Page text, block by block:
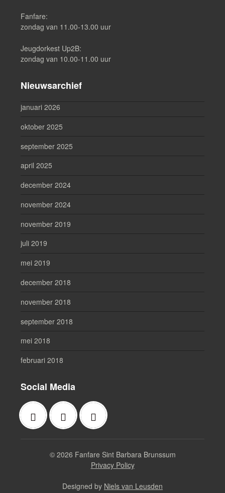
Fanfare:
zondag van 11.00-13.00 uur
Jeugdorkest Up2B:
zondag van 10.00-11.00 uur
Nieuwsarchief
januari 2026
oktober 2025
september 2025
april 2025
december 2024
november 2024
november 2019
juli 2019
mei 2019
december 2018
november 2018
september 2018
mei 2018
februari 2018
Social Media
© 2026 Fanfare Sint Barbara Brunssum
Privacy Policy
Designed by Niels van Leusden